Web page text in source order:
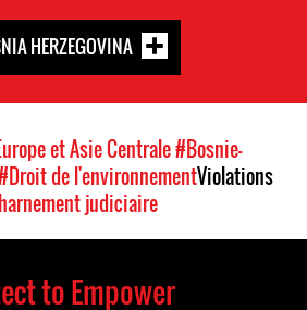
HERZEGOVINA
et Asie Centrale#Bosnie-
de l'environnementViolations
judiciaire
to Empower